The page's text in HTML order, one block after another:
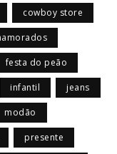
cowboy store
festa do peão
infantil jeans
modão
presente